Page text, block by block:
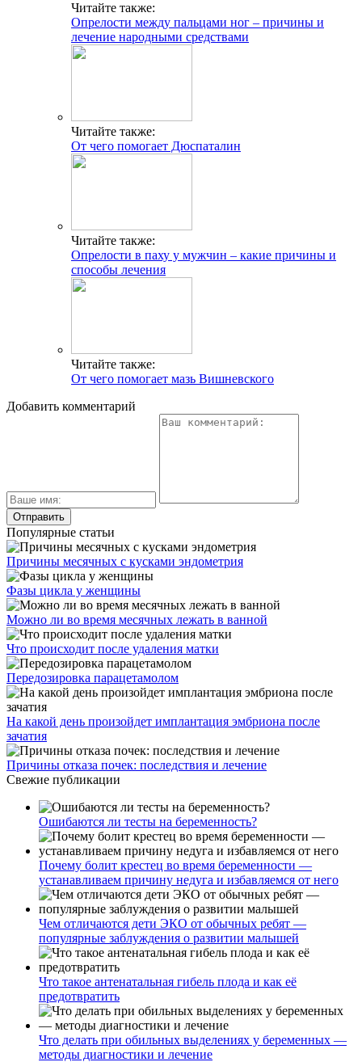
Читайте также:
Опрелости между пальцами ног – причины и
лечение народными средствами
Читайте также:
От чего помогает Дюспаталин
Читайте также:
Опрелости в паху у мужчин – какие причины и
способы лечения
Читайте также:
От чего помогает мазь Вишневского
Добавить комментарий
Популярные статьи
Причины месячных с кусками эндометрия
Фазы цикла у женщины
Можно ли во время месячных лежать в ванной
Что происходит после удаления матки
Передозировка парацетамолом
На какой день произойдет имплантация эмбриона после
зачатия
Причины отказа почек: последствия и лечение
Свежие публикации
Ошибаются ли тесты на беременность?
Почему болит крестец во время беременности —
устанавливаем причину недуга и избавляемся от него
Чем отличаются дети ЭКО от обычных ребят —
популярные заблуждения о развитии малышей
Что такое антенатальная гибель плода и как её
предотвратить
Что делать при обильных выделениях у беременных —
методы диагностики и лечение